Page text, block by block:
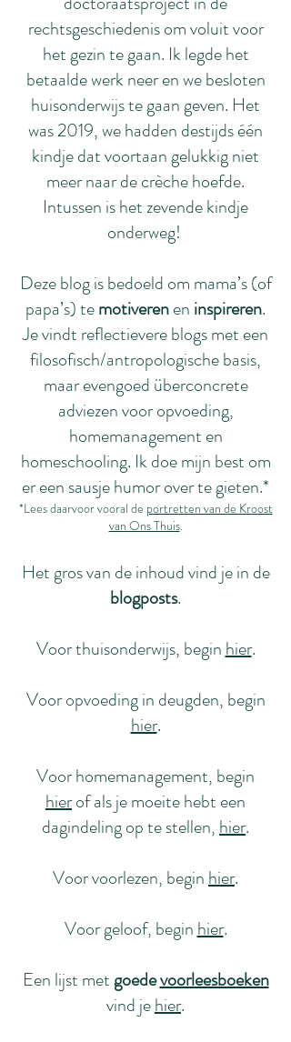
rechtsgeschiedenis om voluit voor
het gezin te gaan. Ik legde het
betaalde werk neer en we besloten
huisonderwijs te gaan geven. Het
was 2019, we hadden destijds één
kindje dat voortaan gelukkig niet
meer naar de crèche hoefde.
Intussen is het zevende kindje
onderweg!
Deze blog is bedoeld om mama’s (of
papa’s) temotiverenen inspireren.
Je vindt reflectievere blogs met een
filosofisch/antropologische basis,
maar evengoed überconcrete
adviezen voor opvoeding,
homemanagement en
homeschooling. Ik doe mijn best om
er een sausje humor over te gieten.*
*Lees daarvoor vooral de portretten van de Kroost
van Ons Thuis.
Het gros van de inhoud vind je in de
blogposts.
Voor thuisonderwijs, beginhier.
Voor opvoeding in deugden, begin
hier.
Voor homemanagement, begin
hierof als je moeite hebt een
dagindeling op te stellen,hier.
Voor voorlezen, beginhier.
Voor geloof, beginhier.
Een lijst metgoedevoorleesboeken
vind jehier.